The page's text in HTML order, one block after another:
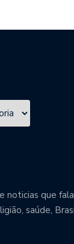
noticias que
saúde,